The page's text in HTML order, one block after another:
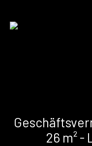
26 m² -